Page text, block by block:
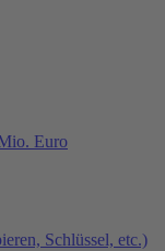
Euro
Schlüssel, etc.)